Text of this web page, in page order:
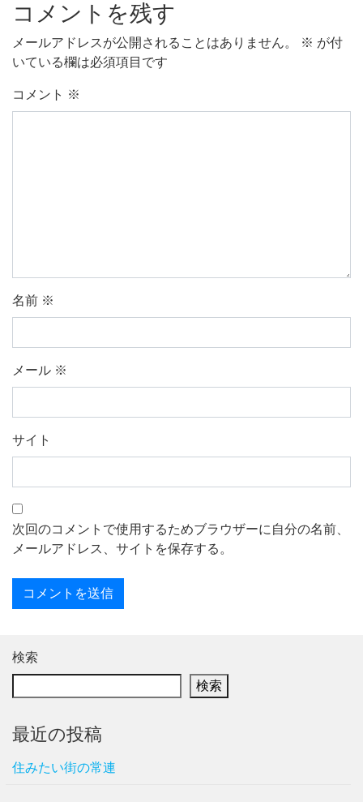
コメントを残す
メールアドレスが公開されることはありません。 ※ が付
いている欄は必須項目です
コメント ※
名前 ※
メール ※
サイト
次回のコメントで使用するためブラウザーに自分の名前、
メールアドレス、サイトを保存する。
検索
検索
最近の投稿
住みたい街の常連